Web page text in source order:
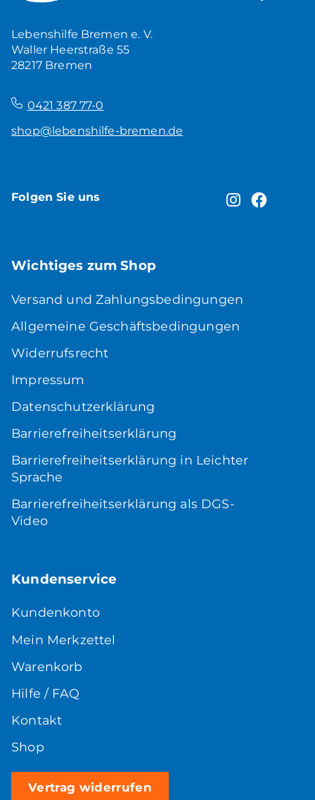
Lebenshilfe Bremen e. V.
Waller Heerstraße 55
28217 Bremen
0421 387 77-0
shop@lebenshilfe-bremen.de
Folgen Sie uns
Wichtiges zum Shop
Versand und Zahlungsbedingungen
Allgemeine Geschäftsbedingungen
Widerrufsrecht
Impressum
Datenschutzerklärung
Barrierefreiheitserklärung
Barrierefreiheitserklärung in Leichter
Sprache
Barrierefreiheitserklärung als DGS-
Video
Kundenservice
Kundenkonto
Mein Merkzettel
Warenkorb
Hilfe / FAQ
Kontakt
Shop
Vertrag widerrufen